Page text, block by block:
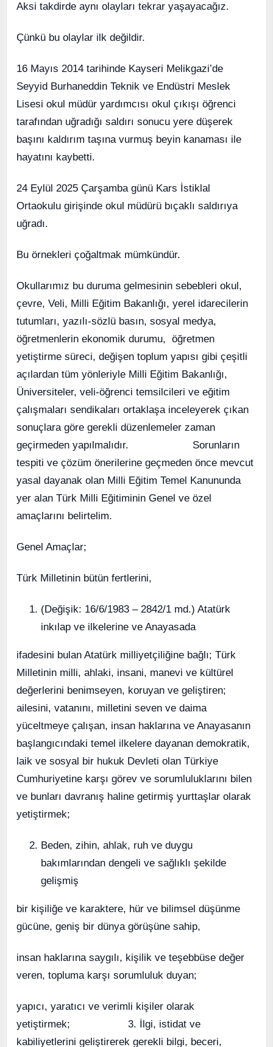
Aksi takdirde aynı olayları tekrar yaşayacağız.
Çünkü bu olaylar ilk değildir.
16 Mayıs 2014 tarihinde Kayseri Melikgazi’de
Seyyid Burhaneddin Teknik ve Endüstri Meslek
Lisesi okul müdür yardımcısı okul çıkışı öğrenci
tarafından uğradığı saldırı sonucu yere düşerek
başını kaldırım taşına vurmuş beyin kanaması ile
hayatını kaybetti.
24 Eylül 2025 Çarşamba günü Kars İstiklal
Ortaokulu girişinde okul müdürü bıçaklı saldırıya
uğradı.
Bu örnekleri çoğaltmak mümkündür.
Okullarımız bu duruma gelmesinin sebebleri okul,
çevre, Veli, Milli Eğitim Bakanlığı, yerel idarecilerin
tutumları, yazılı-sözlü basın, sosyal medya,
öğretmenlerin ekonomik durumu, öğretmen
yetiştirme süreci, değişen toplum yapısı gibi çeşitli
açılardan tüm yönleriyle Milli Eğitim Bakanlığı,
Üniversiteler, veli-öğrenci temsilcileri ve eğitim
çalışmaları sendikaları ortaklaşa inceleyerek çıkan
sonuçlara göre gerekli düzenlemeler zaman
geçirmeden yapılmalıdır. Sorunların
tespiti ve çözüm önerilerine geçmeden önce mevcut
yasal dayanak olan Milli Eğitim Temel Kanununda
yer alan Türk Milli Eğitiminin Genel ve özel
amaçlarını belirtelim.
Genel Amaçlar;
Türk Milletinin bütün fertlerini,
(Değişik: 16/6/1983 – 2842/1 md.) Atatürk
inkılap ve ilkelerine ve Anayasada
ifadesini bulan Atatürk milliyetçiliğine bağlı; Türk
Milletinin milli, ahlaki, insani, manevi ve kültürel
değerlerini benimseyen, koruyan ve geliştiren;
ailesini, vatanını, milletini seven ve daima
yüceltmeye çalışan, insan haklarına ve Anayasanın
başlangıcındaki temel ilkelere dayanan demokratik,
laik ve sosyal bir hukuk Devleti olan Türkiye
Cumhuriyetine karşı görev ve sorumluluklarını bilen
ve bunları davranış haline getirmiş yurttaşlar olarak
yetiştirmek;
Beden, zihin, ahlak, ruh ve duygu
bakımlarından dengeli ve sağlıklı şekilde
gelişmiş
bir kişiliğe ve karaktere, hür ve bilimsel düşünme
gücüne, geniş bir dünya görüşüne sahip,
insan haklarına saygılı, kişilik ve teşebbüse değer
veren, topluma karşı sorumluluk duyan;
yapıcı, yaratıcı ve verimli kişiler olarak
yetiştirmek; 3. İlgi, istidat ve
kabiliyetlerini geliştirerek gerekli bilgi, beceri,